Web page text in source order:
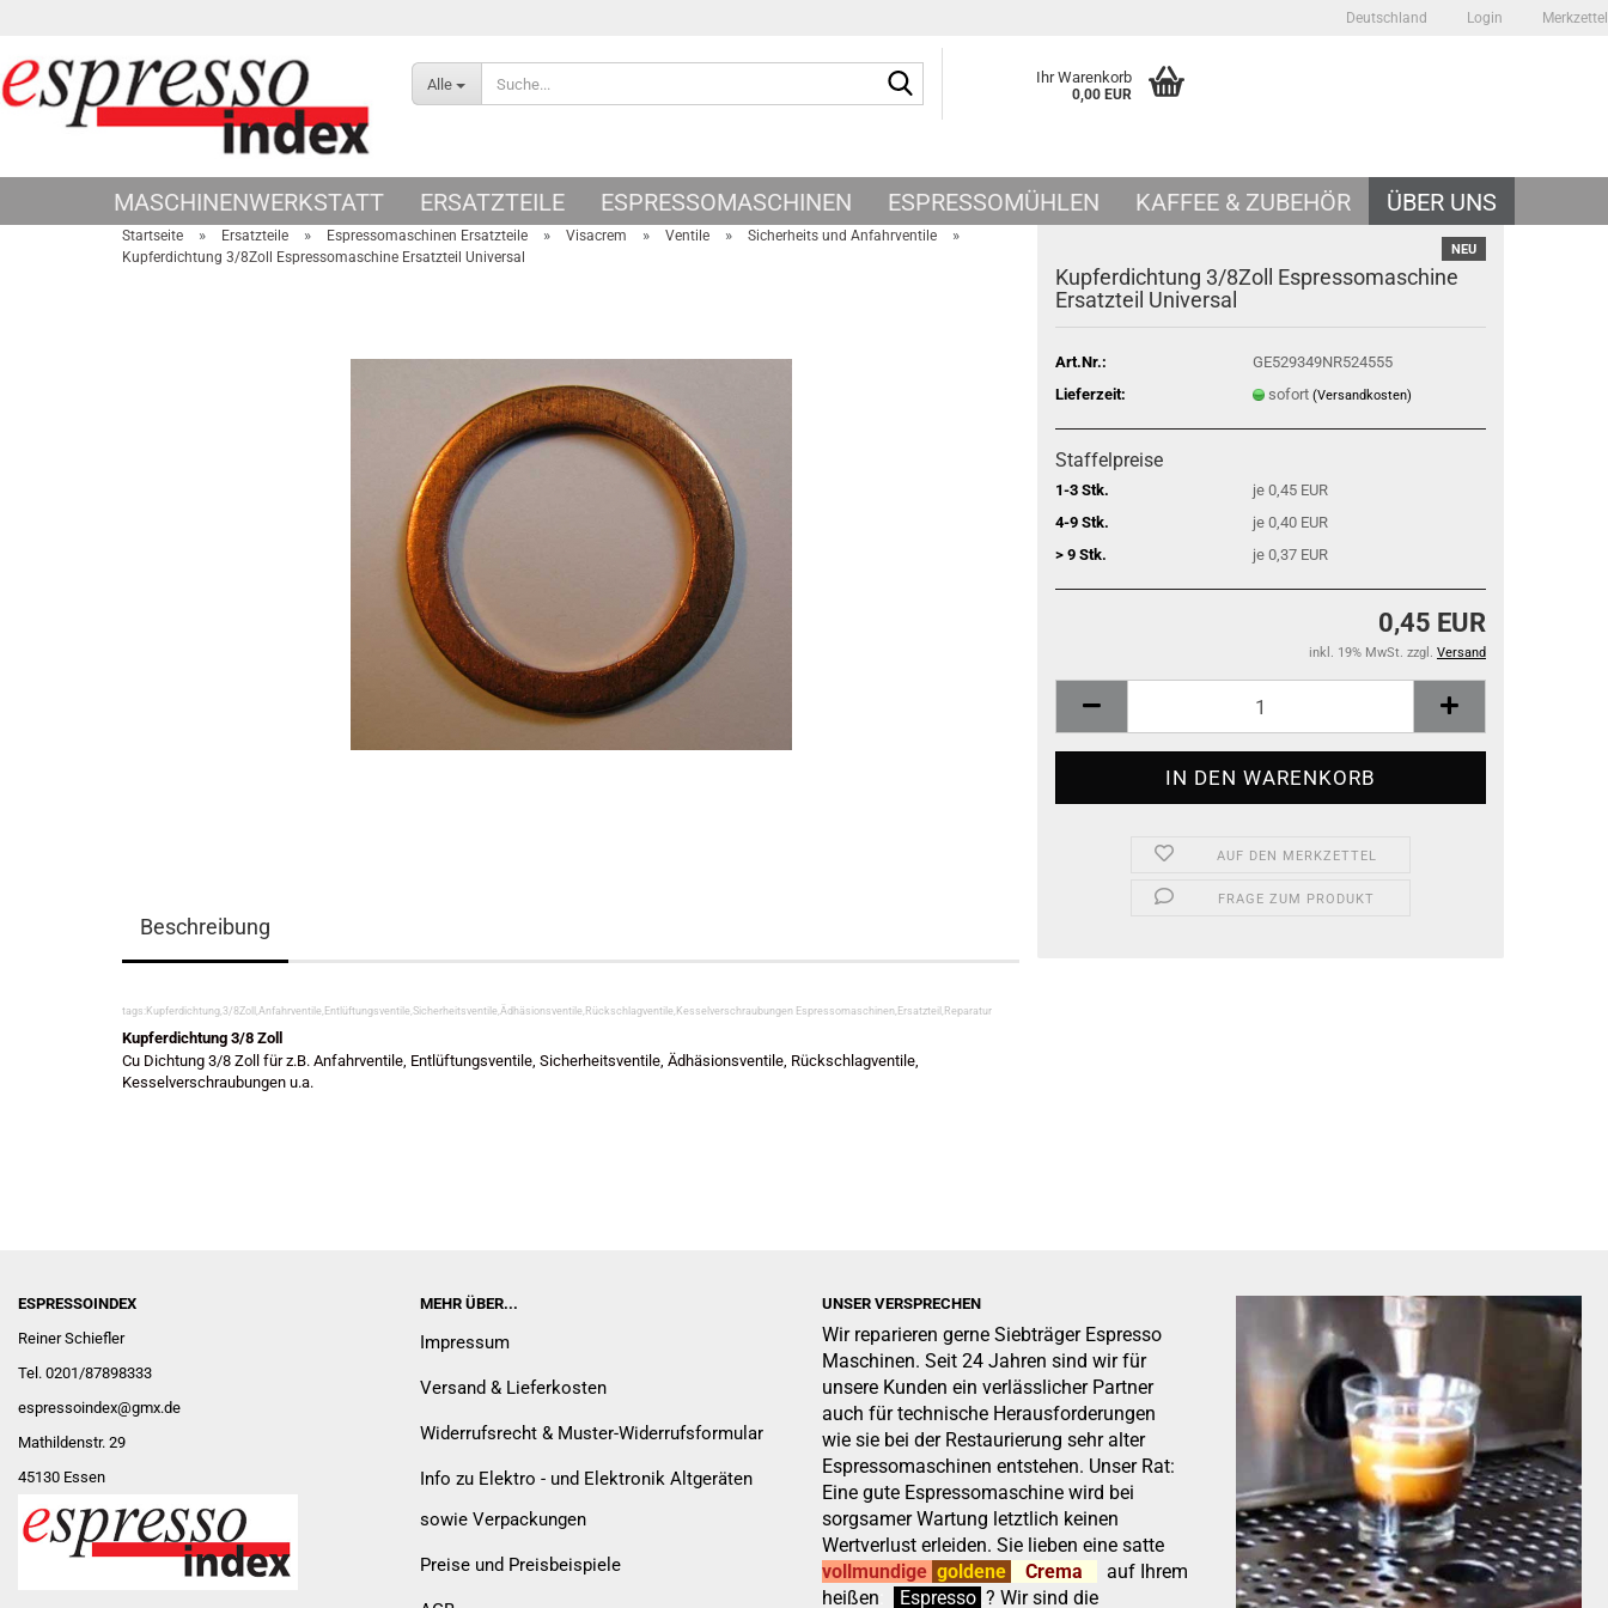
Deutschland Login Merkzettel
Alle Ihr Warenkorb
0,00 EUR
MASCHINENWERKSTATT ERSATZTEILE ESPRESSOMASCHINEN ESPRESSOMÜHLEN KAFFEE & ZUBEHÖR ÜBER UNS
Startseite » Ersatzteile » Espressomaschinen Ersatzteile » Visacrem » Ventile » Sicherheits und Anfahrventile »
Kupferdichtung 3/8Zoll Espressomaschine Ersatzteil Universal NEU
Kupferdichtung 3/8Zoll Espressomaschine
Ersatzteil Universal
Art.Nr.:
GE529349NR524555
Lieferzeit:
sofort (Versandkosten)
Staffelpreise
1-3 Stk.
je 0,45 EUR
4-9 Stk.
je 0,40 EUR
> 9 Stk.
je 0,37 EUR
0,45 EUR
inkl. 19% MwSt. zzgl. Versand
AUF DEN MERKZETTEL
FRAGE ZUM PRODUKT
Beschreibung
tags:Kupferdichtung,3/8Zoll,Anfahrventile,Entlüftungsventile,Sicherheitsventile,Ädhäsionsventile,Rückschlagventile,Kesselverschraubungen Espressomaschinen,Ersatzteil,Reparatur
Kupferdichtung 3/8 Zoll
Cu Dichtung 3/8 Zoll für z.B. Anfahrventile, Entlüftungsventile, Sicherheitsventile, Ädhäsionsventile, Rückschlagventile,
Kesselverschraubungen u.a.
MEHR ÜBER...
Impressum
Versand & Lieferkosten
Widerrufsrecht & Muster-Widerrufsformular
Info zu Elektro - und Elektronik Altgeräten
sowie Verpackungen
Preise und Preisbeispiele
UNSER VERSPRECHEN
Wir reparieren gerne Siebträger Espresso
Maschinen. Seit 24 Jahren sind wir für
unsere Kunden ein verlässlicher Partner
auch für technische Herausforderungen
wie sie bei der Restaurierung sehr alter
Espressomaschinen entstehen. Unser Rat:
Eine gute Espressomaschine wird bei
sorgsamer Wartung letztlich keinen
Wertverlust erleiden. Sie lieben eine satte
vollmundige goldene Crema
auf Ihrem
heißen
Espresso ? Wir sind die
ESPRESSOINDEX
Reiner Schiefler
Tel. 0201/87898333
espressoindex@gmx.de
Mathildenstr. 29
45130 Essen